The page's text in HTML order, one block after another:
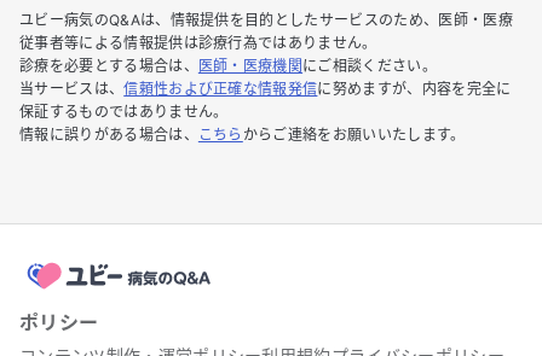
ユビー病気のQ&Aは、情報提供を目的としたサービスのため、医師・医療
従事者等による情報提供は診療行為ではありません。
診療を必要とする場合は、
医師・医療機関 にご相談ください。
当サービスは、信頼性および正確な情報発信に努めますが、内容を完全に
保証するものではありません。
情報に誤りがある場合は、
こちら からご連絡をお願いいたします。
ポリシー